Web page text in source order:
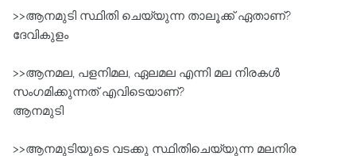
>>ആനമുടി സ്ഥിതി ചെയ്യുന്ന താലൂക്ക് ഏതാണ്?
ദേവികുളം
>>ആനമല, പളനിമല, ഏലമല എന്നി മല നിരകൾ
സംഗമിക്കുന്നത് എവിടെയാണ്?
ആനമുടി
>>ആനമുടിയുടെ വടക്കു സ്ഥിതിചെയ്യുന്ന മലനിര